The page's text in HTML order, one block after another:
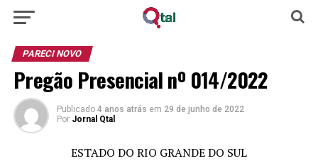
PARECI NOVO
Pregão Presencial nº 014/2022
Publicado 4 anos atrás em 29 de junho de 2022
Por Jornal Qtal
ESTADO DO RIO GRANDE DO SUL